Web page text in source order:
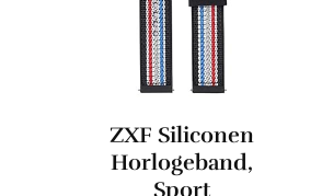
ZXF Siliconen
Horlogeband,
Sport